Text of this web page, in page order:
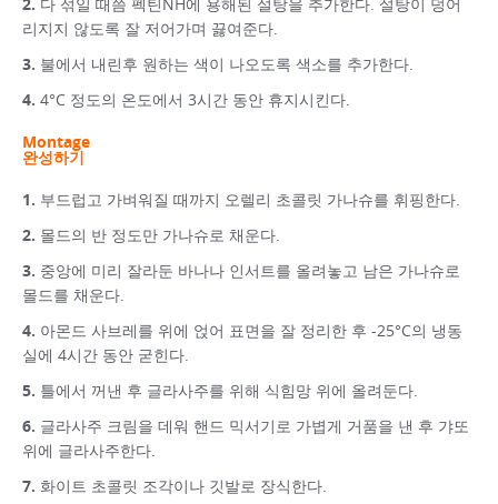
리지지 않도록 잘 저어가며 끓여준다.
불에서 내린후 원하는 색이 나오도록 색소를 추가한다.
4°C 정도의 온도에서 3시간 동안 휴지시킨다.
Montage
완성하기
부드럽고 가벼워질 때까지 오렐리 초콜릿 가나슈를 휘핑한다.
몰드의 반 정도만 가나슈로 채운다.
중앙에 미리 잘라둔 바나나 인서트를 올려놓고 남은 가나슈로
몰드를 채운다.
아몬드 사브레를 위에 얹어 표면을 잘 정리한 후 -25°C의 냉동
실에 4시간 동안 굳힌다.
틀에서 꺼낸 후 글라사주를 위해 식힘망 위에 올려둔다.
글라사주 크림을 데워 핸드 믹서기로 가볍게 거품을 낸 후 갸또
위에 글라사주한다.
화이트 초콜릿 조각이나 깃발로 장식한다.